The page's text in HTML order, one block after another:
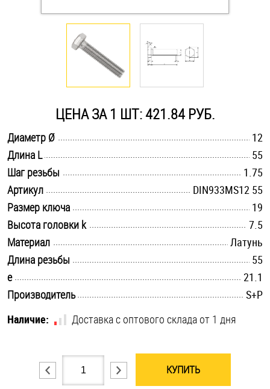
Оснастка и аксессуары для яхт
Саморезы и шурупы
Стопорные кольца
Такелаж
Хомуты
Шайбы
Шпильки
Шплинты
Штифты и пальцы
ЦЕНА ЗА 1 ШТ: 421.84 РУБ.
Диаметр Ø
12
Длина L
55
Шаг резьбы
1.75
Артикул
DIN933MS12 55
Размер ключа
19
Высота головки k
7.5
Материал
Латунь
Длина резьбы
55
e
21.1
Производитель
S+P
Наличие:
Доставка с оптового склада от 1 дня
КУПИТЬ